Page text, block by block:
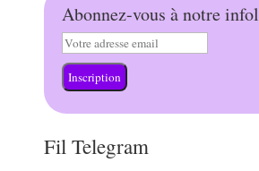
Abonnez-vous à notre
Inscription
Fil Telegram